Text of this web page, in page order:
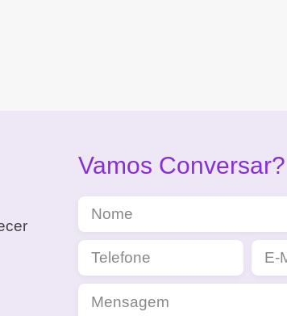
Vamos Conversar?